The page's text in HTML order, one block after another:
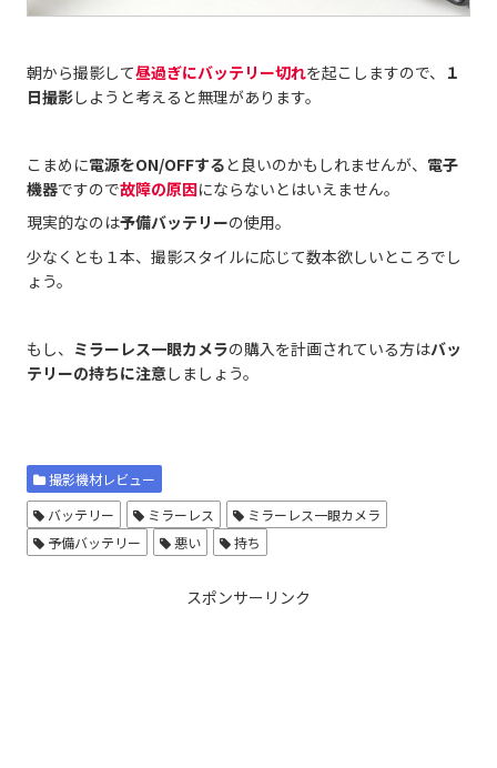
朝から撮影して昼過ぎにバッテリー切れを起こしますので、 １
日撮影しようと考えると無理があります。
こまめに電源をON/OFFすると良いのかもしれませんが、 電子
機器ですので故障の原因にならないとはいえません。
現実的なのは予備バッテリーの使用。
少なくとも１本、撮影スタイルに応じて数本欲しいところでし
ょう。
もし、 ミラーレス一眼カメラの購入を計画されている方はバッ
テリーの持ちに注意 しましょう。
撮影機材レビュー
バッテリー
ミラーレス
ミラーレス一眼カメラ
予備バッテリー
悪い 持ち
スポンサーリンク